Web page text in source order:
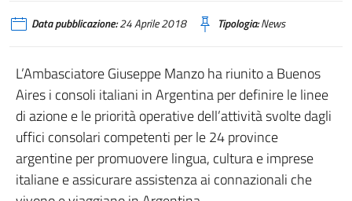
Data pubblicazione:24 Aprile 2018 Tipologia:News
L’Ambasciatore Giuseppe Manzo ha riunito a Buenos
Aires i consoli italiani in Argentina per definire le linee
di azione e le priorità operative dell’attività svolte dagli
uffici consolari competenti per le 24 province
argentine per promuovere lingua, cultura e imprese
italiane e assicurare assistenza ai connazionali che